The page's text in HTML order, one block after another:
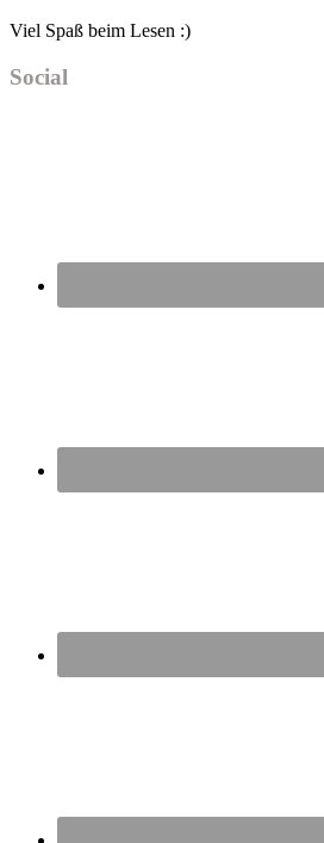
Viel Spaß beim Lesen :)
Social